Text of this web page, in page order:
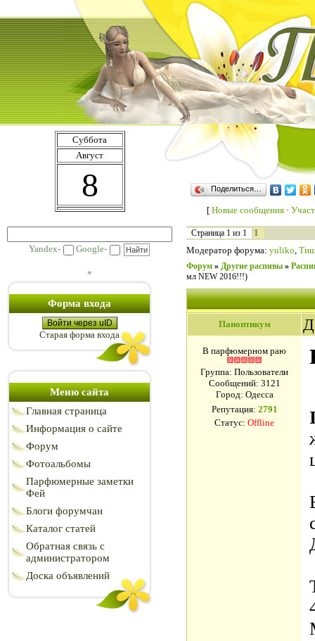
Суббота
Август
8
Yandex- Google-
*
Форма входа
Войти через uID
Старая форма входа
Меню сайта
Главная страница
Информация о сайте
Форум
Фотоальбомы
Парфюмерные заметки
Фей
Блоги форумчан
Каталог статей
Обратная связь с
администратором
Доска объявлений
Поделиться…
[ Новые сообщения ·
Страница 1 из 1
1
Модератор форума: yuliko,
Форум » Другие распивы »
мл NEW 2016!!!)
Паноптикум
В парфюмерном раю
Группа: Пользователи
Сообщений: 3121
Город: Одесса
Репутация: 2791
Статус: Offline